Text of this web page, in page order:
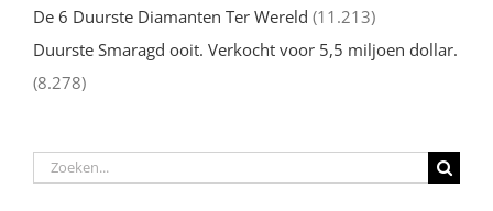
De 6 Duurste Diamanten Ter Wereld (11.213)
Duurste Smaragd ooit. Verkocht voor 5,5 miljoen dollar.
(8.278)
Zoeken